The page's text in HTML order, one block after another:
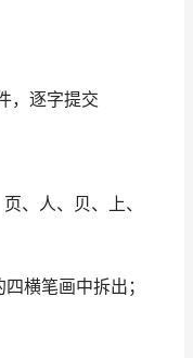
，逐字提交
、人、贝、上、
横笔画中拆出；